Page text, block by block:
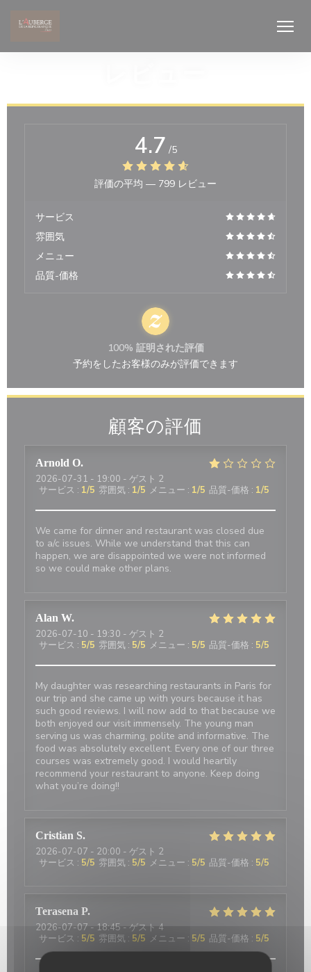
顧客の評価
Arnold O
2026-07-31 - 19:00 - ゲスト 2
サービス : 1/5 雰囲気 : 1/5 メニュー : 1/5 品質-価格 : 1/5
We came for dinner and restaurant was closed due
to a/c issues. While we understand that this can
happen, we are disappointed we were not informed
so we could make other plans.
Alan W
2026-07-10 - 19:30 - ゲスト 2
サービス : 5/5 雰囲気 : 5/5 メニュー : 5/5 品質-価格 : 5/5
My daughter was researching restaurants in Paris for
our trip and she came up with yours because it has
such good reviews. I will now add to that because we
both enjoyed our visit immensely. The young man
serving us was charming, polite and informative. The
food was absolutely excellent. Every one of our three
courses was extremely good. I would heartily
recommend your restaurant to anyone. Keep doing
what you’re doing!!
Cristian S
2026-07-07 - 20:00 - ゲスト 2
サービス : 5/5 雰囲気 : 5/5 メニュー : 5/5 品質-価格 : 5/5
Terasena P
2026-07-07 - 18:45 - ゲスト 4
サービス : 5/5 雰囲気 : 5/5 メニュー : 5/5 品質-価格 : 5/5
4.7 /5
評価の平均 — 799 レビュー
サービス
雰囲気
メニュー
品質-価格
100% 証明された評価
予約をしたお客様のみが評価できます